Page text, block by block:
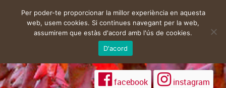
facebook instagram
Per poder-te proporcionar la millor experiència en aquesta
web, usem cookies. Si continues navegant per la web,
assumirem que estàs d'acord amb l'ús de cookies.
D'acord